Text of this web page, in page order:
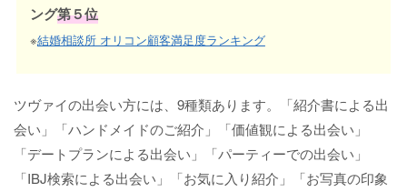
ング第５位
※結婚相談所 オリコン顧客満足度ランキング
ツヴァイの出会い方には、9種類あります。「紹介書による出
会い」「ハンドメイドのご紹介」「価値観による出会い」
「デートプランによる出会い」「パーティーでの出会い」
「IBJ検索による出会い」「お気に入り紹介」「お写真の印象